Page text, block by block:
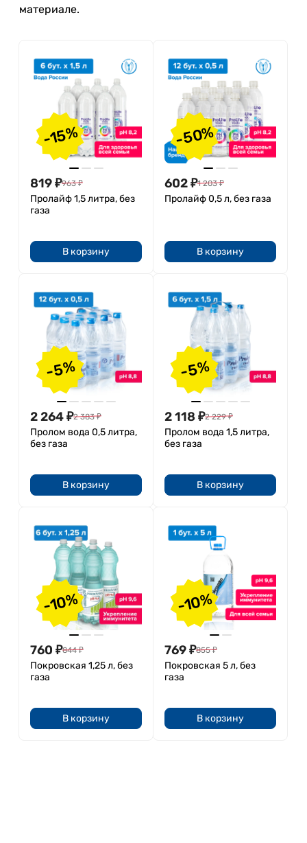
материале.
-15%
819₽963 ₽
Пролайф 1,5 литра, без
газа
В корзину
-50%
602₽1 203 ₽
Пролайф 0,5 л, без газа
В корзину
-5%
2 264₽2 383 ₽
Пролом вода 0,5 литра,
без газа
В корзину
-5%
2 118 ₽2 229 ₽
Пролом вода 1,5 литра,
без газа
В корзину
-10%
760 ₽844 ₽
Покровская 1,25 л, без
газа
В корзину
-10%
769₽855 ₽
Покровская 5 л, без
газа
В корзину